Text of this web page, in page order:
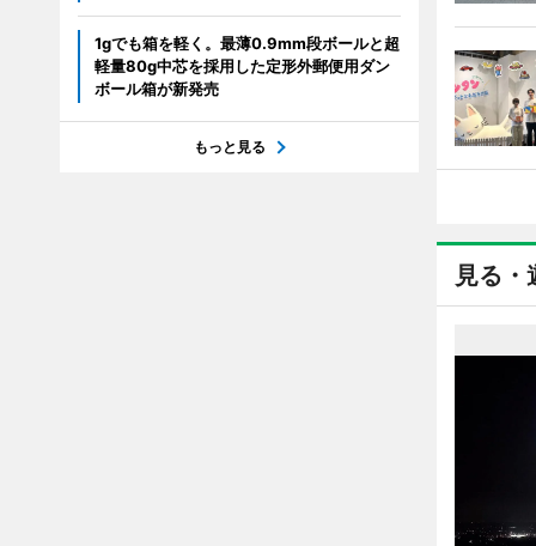
見る・
1gでも箱を軽く。最薄0.9mm段ボールと超
軽量80g中芯を採用した定形外郵便用ダン
ボール箱が新発売
もっと見る